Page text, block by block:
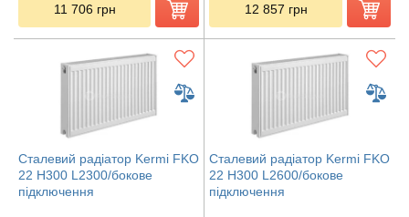
11 706 грн 12 857 грн
Сталевий радіатор Kermi FKO
22 H300 L2300/бокове
підключення
Сталевий радіатор Kermi FKO
22 H300 L2600/бокове
підключення